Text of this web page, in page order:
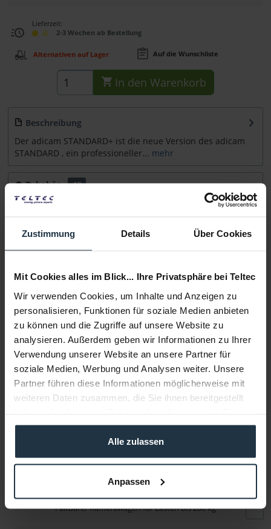
Zustimmung Details Über Cookies
Mit Cookies alles im Blick... Ihre Privatsphäre bei Teltec
Wir verwenden Cookies, um Inhalte und Anzeigen zu
personalisieren, Funktionen für soziale Medien anbieten
zu können und die Zugriffe auf unsere Website zu
analysieren. Außerdem geben wir Informationen zu Ihrer
Verwendung unserer Website an unsere Partner für
soziale Medien, Werbung und Analysen weiter. Unsere
Partner führen diese Informationen möglicherweise mit
weiteren Daten zusammen, die Sie ihnen bereitgestellt
gesammelt haben.
Alle zulassen
Anpassen
Lieferzeit:
2-3 Wochen ab Bestellung
Alternativen auf Lager Auf die Wunschliste
In den Warenkorb
Beschreibung
Der adicam STANDARD+ ist die neue Version des adicam
STANDARD , ein professioneller... mehr
Zubehör
48
Zubehör und Empfehlungen
Beratung
Medien
Infos zu Hersteller & Produktsicherheit
Folgende Infos zum Hersteller sind verfübar...... mehr
Weitere Artikel von adicam ansehen
adicam STANDARD (SKU002-09)
Faltbarer Kamerawagen für Lasten bis 200 kg